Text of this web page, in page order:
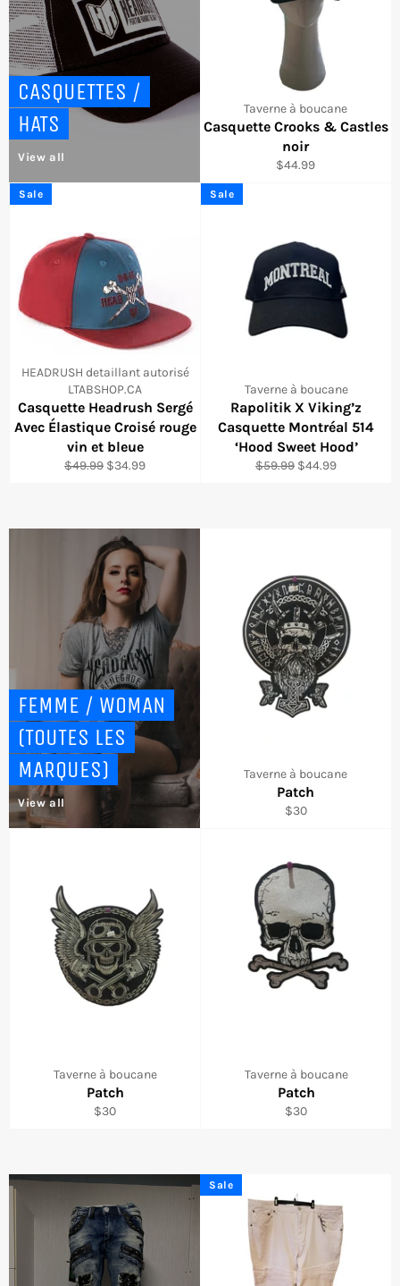
CASQUETTES /
HATS
View all
Taverne à boucane
Casquette Crooks & Castles
noir
Regular
$44.99
HEADRUSH detaillant autorisé
LTABSHOP.CA
Casquette Headrush Sergé
Avec Élastique Croisé rouge
vin et bleue
Regular
$49.99 Sale
$34.99
Sale
Taverne à boucane
Rapolitik X Viking’z
Casquette Montréal 514
‘Hood Sweet Hood’
Regular
$59.99 Sale
$44.99
Sale
FEMME / WOMAN
(TOUTES LES
MARQUES)
View all
Taverne à boucane
Patch
Regular
$30
Taverne à boucane
Patch
Regular
$30
Taverne à boucane
Patch
Regular
$30
Sale